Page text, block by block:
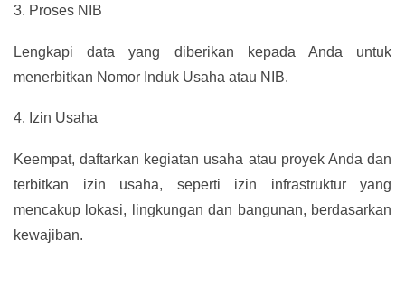
3. Proses NIB
Lengkapi data yang diberikan kepada Anda untuk
menerbitkan Nomor Induk Usaha atau NIB.
4. Izin Usaha
Keempat, daftarkan kegiatan usaha atau proyek Anda dan
terbitkan izin usaha, seperti izin infrastruktur yang
mencakup lokasi, lingkungan dan bangunan, berdasarkan
kewajiban.